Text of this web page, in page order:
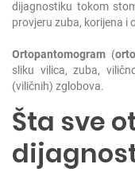
dijagnostiku tokom
provjeru zuba, korijena i
Ortopantomogram (
sliku vilica, zuba,
(viličnih) zglobova.
Šta sve